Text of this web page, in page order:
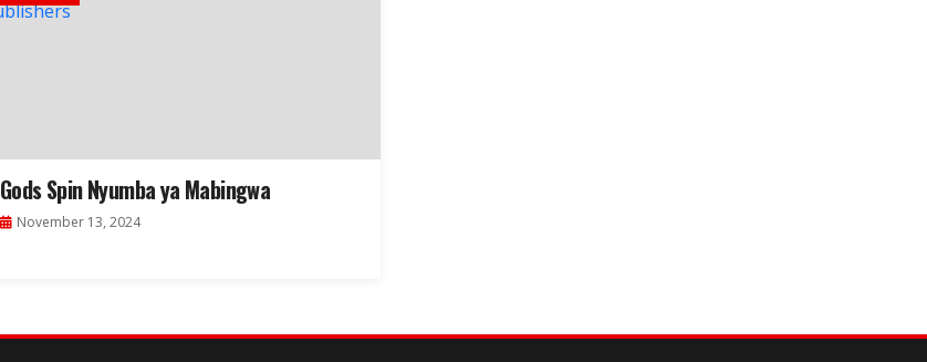
Gods Spin Nyumba ya Mabingwa
November 13, 2024